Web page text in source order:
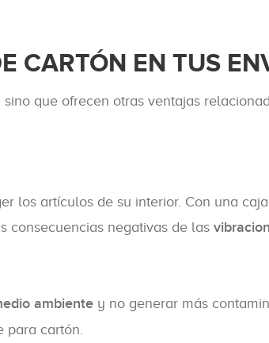
CARTÓN EN TUS
que ofrecen otras ventajas
los artículos de su interior. Con una
consecuencias negativas de las
ambiente y no generar más
para cartón.